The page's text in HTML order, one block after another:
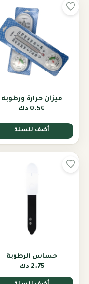
ميزان حرارة ورطوبه
0.50 دك
أضف للسلة
حساس الرطوبة
2.75 دك